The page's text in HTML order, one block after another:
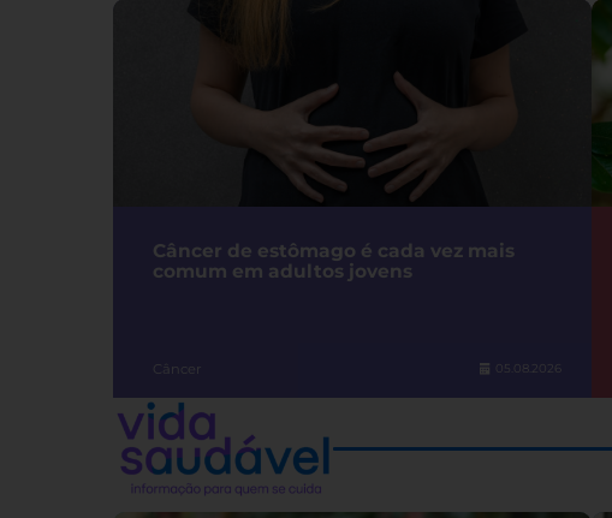
Câncer de estômago é cada vez mais
comum em adultos jovens
Câncer 05.08.2026